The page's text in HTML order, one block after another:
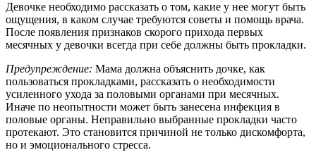
Девочке необходимо рассказать о том, какие у нее могут быть
ощущения, в каком случае требуются советы и помощь врача.
После появления признаков скорого прихода первых
месячных у девочки всегда при себе должны быть прокладки.
Предупреждение: Мама должна объяснить дочке, как
пользоваться прокладками, рассказать о необходимости
усиленного ухода за половыми органами при месячных.
Иначе по неопытности может быть занесена инфекция в
половые органы. Неправильно выбранные прокладки часто
протекают. Это становится причиной не только дискомфорта,
но и эмоционального стресса.